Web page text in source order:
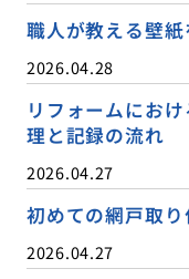
職人が教える壁
2026.04.28
リフォームにお
理と記録の流れ
2026.04.27
初めての網戸取
2026.04.27